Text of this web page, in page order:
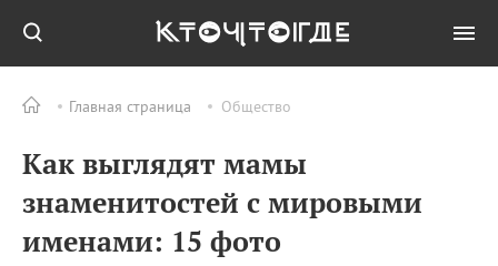
Главная страница Общество
Как выглядят мамы
знаменитостей с мировыми
именами: 15 фото